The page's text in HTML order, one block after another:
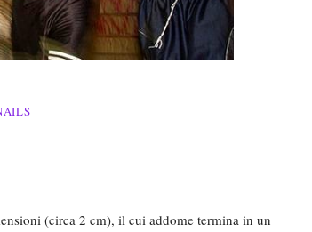
(circa 2 cm), il cui addome termina in un